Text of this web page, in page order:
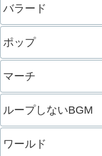
バラード
ポップ
マーチ
ループしないBGM
ワールド